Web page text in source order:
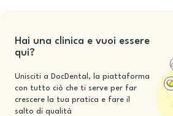
Hai una clinica e vuoi essere
qui?
Unisciti a DocDental, la piattaforma
con tutto ciò che ti serve per far
crescere la tua pratica e fare il
salto di qualità